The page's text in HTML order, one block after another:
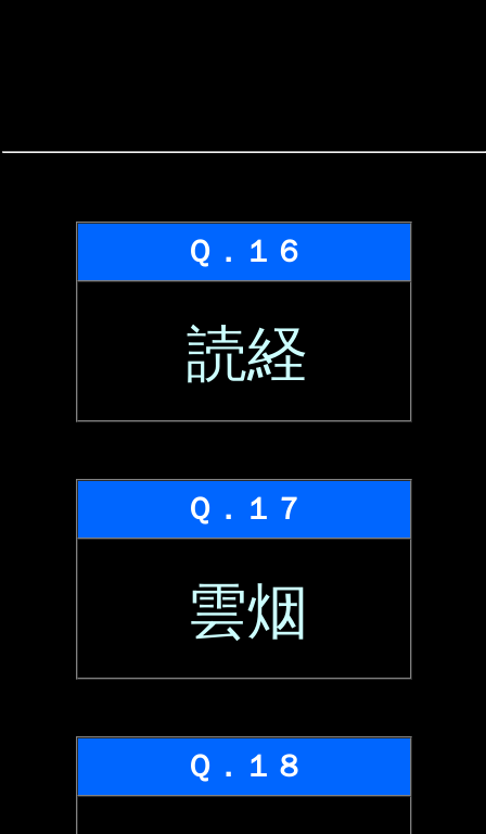
Ｑ．１６
読経
Ｑ．１７
雲烟
Ｑ．１８